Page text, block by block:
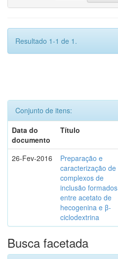
Resultado 1-1 de 1.
Conjunto de itens:
Data do
documento
Título
26-Fev-2016
Preparação e
caracterização de
complexos de
inclusão formados
entre acetato de
hecogenina e β-
ciclodextrina
Busca facetada